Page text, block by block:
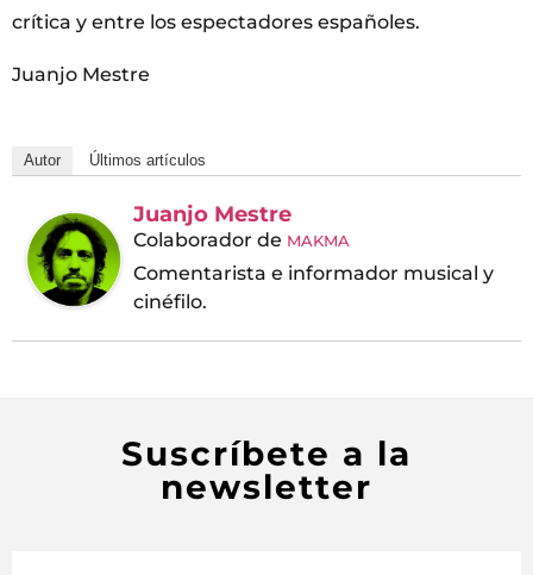
crítica y entre los espectadores españoles.
Juanjo Mestre
Autor Últimos artículos
Juanjo Mestre
Colaborador de MAKMA
Comentarista e informador musical y
cinéfilo.
Suscríbete a la
newsletter